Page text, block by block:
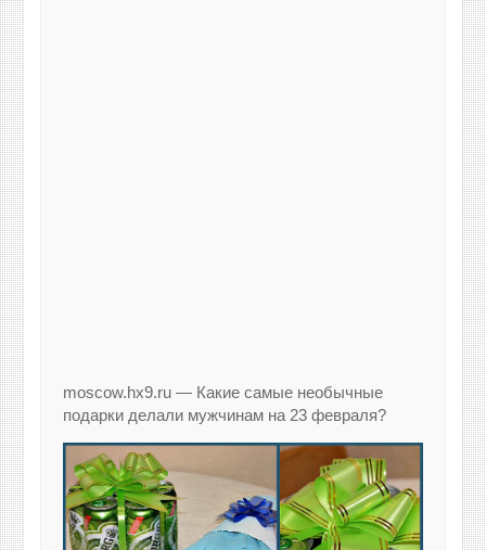
moscow.hx9.ru — Какие самые необычные
подарки делали мужчинам на 23 февраля?